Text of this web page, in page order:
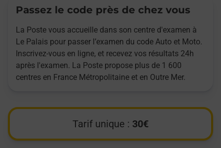
Passez le code près de chez vous
La Poste vous accueille dans son centre d'examen à
Le Palais pour passer l’examen du code Auto et Moto.
Inscrivez-vous en ligne, et recevez vos résultats 24h
après l'examen. La Poste propose plus de 1 600
centres en France Métropolitaine et en Outre Mer.
Tarif unique : 30€